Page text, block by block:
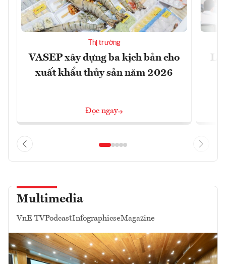
Thị trường
VASEP xây dựng ba kịch bản cho
xuất khẩu thủy sản năm 2026
Đọc ngay
Multimedia
VnE TVPodcastInfographicseMagazine